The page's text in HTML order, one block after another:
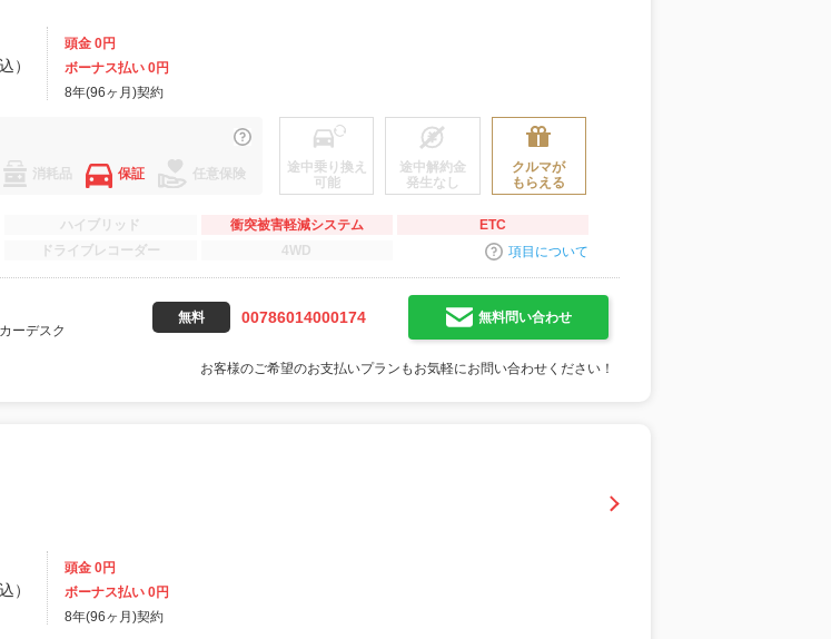
）
頭金 0円
ボーナス払い 0円
8年(96ヶ月)契約
消耗品 保証 任意保険
途中乗り換え
可能
途中解約金
発生なし
クルマが
もらえる
ハイブリッド 衝突被害軽減システム
ETC
ドライブレコーダー 4WD 項目について
ーデスク
無料 00786014000174 無料問い合わせ
お客様のご希望のお支払いプランもお気軽にお問い合わせください！
）
頭金 0円
ボーナス払い 0円
8年(96ヶ月)契約